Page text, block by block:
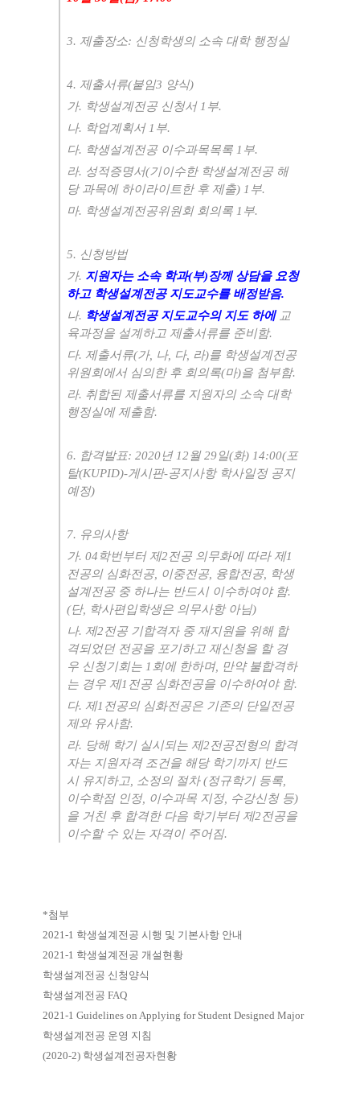
3. 제출장소: 신청학생의 소속 대학 행정실
4. 제출서류(붙임3 양식)
가. 학생설계전공 신청서 1 부.
나. 학업계획서 1 부.
다. 학생설계전공 이수과목목록 1 부.
라. 성적증명서(기이수한 학생설계전공 해
당 과목에 하이라이트한 후 제출) 1 부.
마. 학생설계전공위원회 회의록 1 부.
5. 신청방법
가. 지원자는 소속 학과(부)장께 상담을 요청
하고 학생설계전공 지도교수를 배정받음.
나. 학생설계전공 지도교수의 지도 하에 교
육과정을 설계하고 제출서류를 준비함.
다. 제출서류(가, 나, 다, 라)를 학생설계전공
위원회에서 심의한 후 회의록(마)을 첨부함.
라. 취합된 제출서류를 지원자의 소속 대학
행정실에 제출함.
6. 합격발표: 2020년 12월29일(화) 14:00(포
탈(KUPID)-게시판-공지사항 학사일정 공지
예정)
7. 유의사항
가. 04 학번부터 제2전공 의무화에 따라 제1
전공의 심화전공, 이중전공, 융합전공, 학생
설계전공 중 하나는 반드시 이수하여야 함.
(단, 학사편입학생은 의무사항 아님)
나. 제2전공 기합격자 중 재지원을 위해 합
격되었던 전공을 포기하고 재신청을 할 경
우 신청기회는 1회에 한하며, 만약 불합격하
는 경우 제1 전공 심화전공을 이수하여야 함.
다. 제1 전공의 심화전공은 기존의 단일전공
제와 유사함.
라. 당해 학기 실시되는 제2전공전형의 합격
자는 지원자격 조건을 해당 학기까지 반드
시 유지하고, 소정의 절차(정규학기 등록,
이수학점 인정, 이수과목 지정, 수강신청 등)
을 거친 후 합격한 다음 학기부터 제2전공을
이수할 수 있는 자격이 주어짐.
*첨부
2021-1 학생설계전공 시행 및 기본사항 안내
2021-1 학생설계전공 개설현황
학생설계전공 신청양식
학생설계전공 FAQ
2021-1 Guidelines on Applying for Student Designed Major
학생설계전공 운영 지침
(2020-2) 학생설계전공자현황